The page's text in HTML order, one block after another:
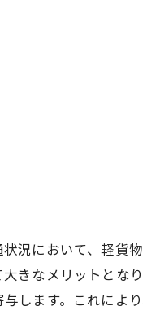
況において、軽貨
きなメリットとなり
します。これによ